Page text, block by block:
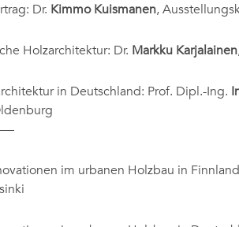
Dr. Kimmo Kuismanen,
Holzarchitektur: Dr. Markku Karjalainen
in Deutschland: Prof. Dipl.-Ing.
im urbanen Holzbau in